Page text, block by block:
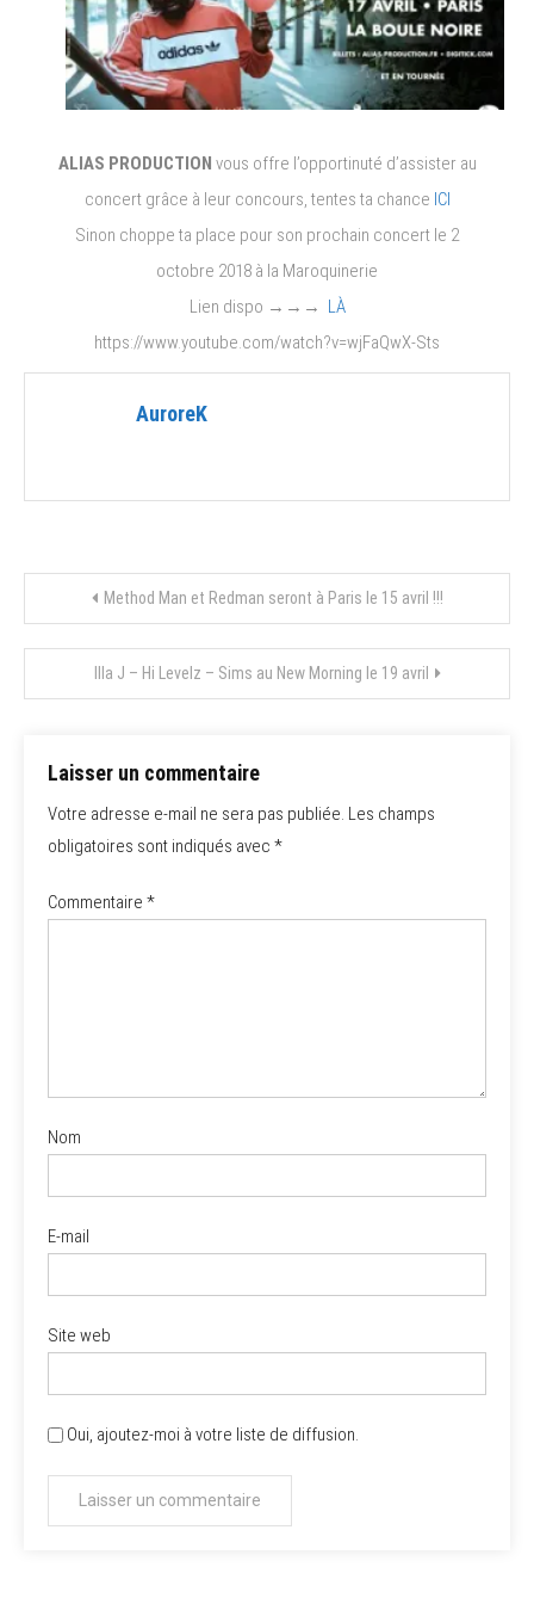
ALIAS PRODUCTION vous offre l’opportinuté d’assister au
concert grâce à leur concours, tentes ta chance ICI
Sinon choppe ta place pour son prochain concert le 2
octobre 2018 à la Maroquinerie
Lien dispo →→→ LÀ
https://www.youtube.com/watch?v=wjFaQwX-Sts
AuroreK
Navigation
de
l’article
Method Man et Redman seront à Paris le 15 avril !!!
Illa J – Hi Levelz – Sims au New Morning le 19 avril
Laisser un commentaire
Votre adresse e-mail ne sera pas publiée. Les champs
obligatoires sont indiqués avec *
Commentaire *
Nom
E-mail
Site web
Oui, ajoutez-moi à votre liste de diffusion.